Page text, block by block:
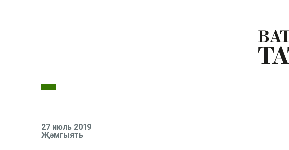
27 июль 2019
Җәмгыять